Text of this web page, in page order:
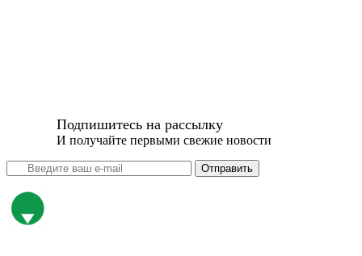
Подпишитесь на рассылку
И получайте первыми свежие новости
Отправить